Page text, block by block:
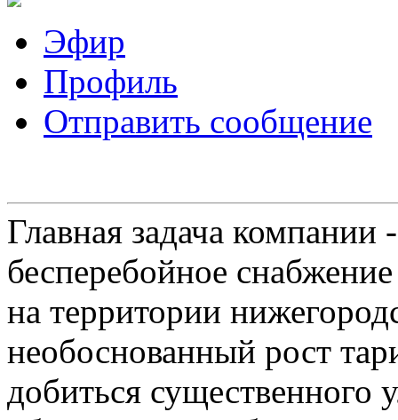
Эфир
Профиль
Отправить сообщение
Главная задача
бесперебойное
на территории
необоснованный рост
добиться существенного